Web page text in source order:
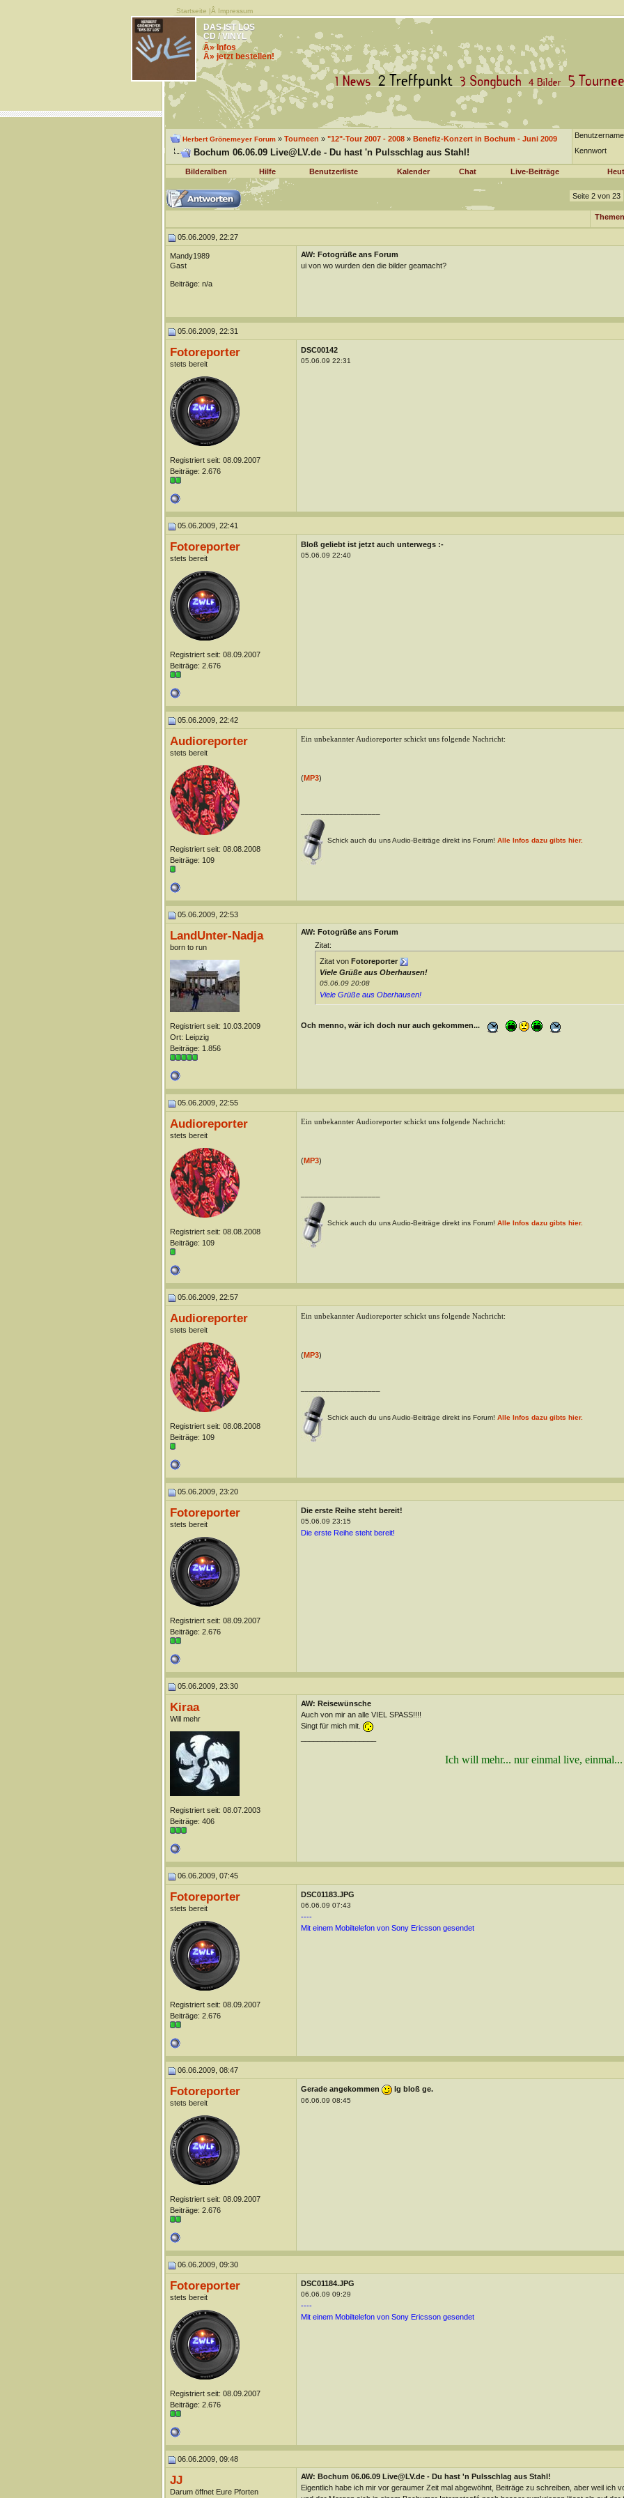
Startseite |Â Impressum
DAS IST LOS
CD / VINYL
Â» Infos
Â» jetzt bestellen!
Herbert Grönemeyer Forum» Tourneen » "12"-Tour 2007 - 2008» Benefiz-Konzert in Bochum - Juni 2009
Bochum 06.06.09 Live@LV.de - Du hast 'n Pulsschlag aus Stahl!
Benutzername
Kennwort
Bilderalben Hilfe Benutzerliste Kalender Chat Live-Beiträge
Seite 2 von 23
05.06.2009, 22:27
Mandy1989
Gast
Beiträge: n/a
AW: Fotogrüße ans Forum
ui von wo wurden den die bilder geamacht?
05.06.2009, 22:31
Fotoreporter
stets bereit
Registriert seit: 08.09.2007
Beiträge: 2.676
DSC00142
05.06.09 22:31
05.06.2009, 22:41
Fotoreporter
stets bereit
Registriert seit: 08.09.2007
Beiträge: 2.676
Bloß geliebt ist jetzt auch unterwegs :-
05.06.09 22:40
05.06.2009, 22:42
Audioreporter
stets bereit
Registriert seit: 08.08.2008
Beiträge: 109
Ein unbekannter Audioreporter schickt uns folgende Nachricht:
(MP3)
Schick auch du uns Audio-Beiträge direkt ins Forum! Alle Infos dazu gibts hier.
05.06.2009, 22:53
LandUnter-Nadja
born to run
Registriert seit: 10.03.2009
Ort: Leipzig
Beiträge: 1.856
AW: Fotogrüße ans Forum
Zitat:
Zitat von Fotoreporter
Viele Grüße aus Oberhausen!
05.06.09 20:08
Viele Grüße aus Oberhausen!
Och menno, wär ich doch nur auch gekommen...
05.06.2009, 22:55
Audioreporter
stets bereit
Registriert seit: 08.08.2008
Beiträge: 109
Ein unbekannter Audioreporter schickt uns folgende Nachricht:
(MP3)
Schick auch du uns Audio-Beiträge direkt ins Forum! Alle Infos dazu gibts hier.
05.06.2009, 22:57
Audioreporter
stets bereit
Registriert seit: 08.08.2008
Beiträge: 109
Ein unbekannter Audioreporter schickt uns folgende Nachricht:
(MP3)
Schick auch du uns Audio-Beiträge direkt ins Forum! Alle Infos dazu gibts hier.
05.06.2009, 23:20
Fotoreporter
stets bereit
Registriert seit: 08.09.2007
Beiträge: 2.676
Die erste Reihe steht bereit!
05.06.09 23:15
Die erste Reihe steht bereit!
05.06.2009, 23:30
Kiraa
Will mehr
Registriert seit: 08.07.2003
Beiträge: 406
AW: Reisewünsche
Auch von mir an alle VIEL SPASS!!!!
Singt für mich mit.
Ich will mehr... nur einmal live, einmal...
06.06.2009, 07:45
Fotoreporter
stets bereit
Registriert seit: 08.09.2007
Beiträge: 2.676
DSC01183.JPG
06.06.09 07:43
----
Mit einem Mobiltelefon von Sony Ericsson gesendet
06.06.2009, 08:47
Fotoreporter
stets bereit
Registriert seit: 08.09.2007
Beiträge: 2.676
Gerade angekommen lg bloß ge.
06.06.09 08:45
06.06.2009, 09:30
Fotoreporter
stets bereit
Registriert seit: 08.09.2007
Beiträge: 2.676
DSC01184.JPG
06.06.09 09:29
----
Mit einem Mobiltelefon von Sony Ericsson gesendet
06.06.2009, 09:48
JJ
Darum öffnet Eure Pforten
AW: Bochum 06.06.09 Live@LV.de - Du hast 'n Pulsschlag aus Stahl!
Eigentlich habe ich mir vor geraumer Zeit mal abgewöhnt, Beiträge zu schreiben, aber weil ich